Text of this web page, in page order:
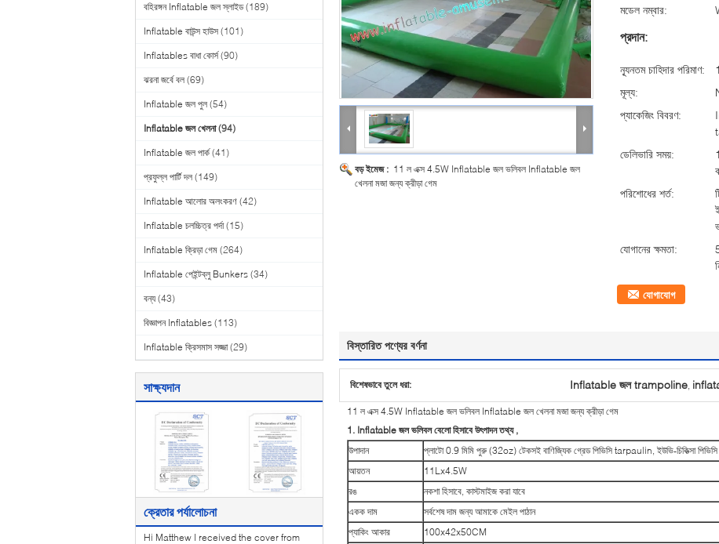
বহিরঙ্গন Inflatable জল স্লাইড (189)
Inflatable বাউন্স হাউস (101)
Inflatables বাধা কোর্স (90)
ঝরনা জর্বে বল (69)
Inflatable জল পুল (54)
Inflatable জল খেলনা (94)
Inflatable জল পার্ক (41)
প্রফুল্ল পার্টি দল (149)
Inflatable আলোর অলংকরণ (42)
Inflatable চলচ্চিত্র পর্দা (15)
Inflatable ক্রিড়া গেম (264)
Inflatable পেইন্টব্লু Bunkers (34)
বন্য (43)
বিজ্ঞাপন Inflatables (113)
Inflatable ক্রিসমাস সজ্জা (29)
সাক্ষ্যদান
ক্রেতার পর্যালোচনা
Hi Matthew I received the cover from
বড় ইমেজ : 11 ল এক্স 4.5W Inflatable জল ভলিবল Inflatable জল
খেলনা মজা জন্য ক্রীড়া গেম
মডেল নম্বার:
প্রদান:
ন্যূনতম চাহিদার পরিমাণ:
মূল্য:
প্যাকেজিং বিবরণ:
ডেলিভারি সময়:
পরিশোধের শর্ত:
যোগানের ক্ষমতা:
যোগাযোগ
বিস্তারিত পণ্যের বর্ণনা
বিশেষভাবে তুলে ধরা: Inflatable জল trampoline,
11 ল এক্স 4.5W Inflatable জল ভলিবল Inflatable জল খেলনা মজা জন্য ক্রীড়া গেম
1. Inflatable জল ভলিবল বেলো হিসাবে উৎপাদন তথ্য ,
উপাদান
প্লাটো 0.9 মিমি পুরু (32oz) টেকসই বাণিজ্যিক গ্রেড পিভিসি tarpaulin, ইউভি-চিকিত্সা
আয়তন
11Lx4.5W
রঙ
নকশা হিসাবে, কাস্টমাইজ করা যাবে
একক দাম
সর্বশেষ দাম জন্য আমাকে মেইল ​​পাঠান
প্যাকিং আকার
100x42x50CM